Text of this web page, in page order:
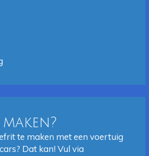
te maken met een voertuig
Dat kan! Vul via